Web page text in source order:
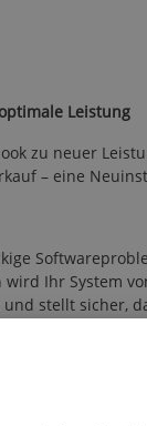
Leistung
zu neuer
– eine
Ihr System
stellt sicher,
PCs oder